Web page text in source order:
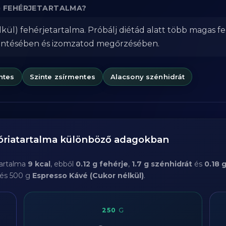
FEHÉRJETARTALMA?
fehérjetartalma. Próbálj diétád alatt több magas
és izomzatod megőrzésében.
Szinte zsírmentes Alacsony szénhidrát
különböző adagokban
9 kcal, ebből 0.12 g fehérje, 1.7 g szénhidrát és 0.18
500 g Espresso Kávé (Cukor nélkül).
250 G